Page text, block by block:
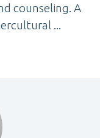
counseling. A
...